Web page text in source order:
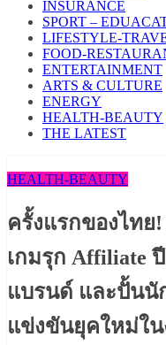
INSURANCE
SPORT –
LIFESTYLE​-
FOOD-
ENTERTAINMENT
ARTS & CULTURE
ENERGY
HEALTH​-BEAUTY
THE LATEST
HEALTH​-BEAUTY
ครั้งแรกของไทย!
เกมรุก Affiliate
แบรนด์ และปั้นนั
แข่งขันยุคใหม่ใ